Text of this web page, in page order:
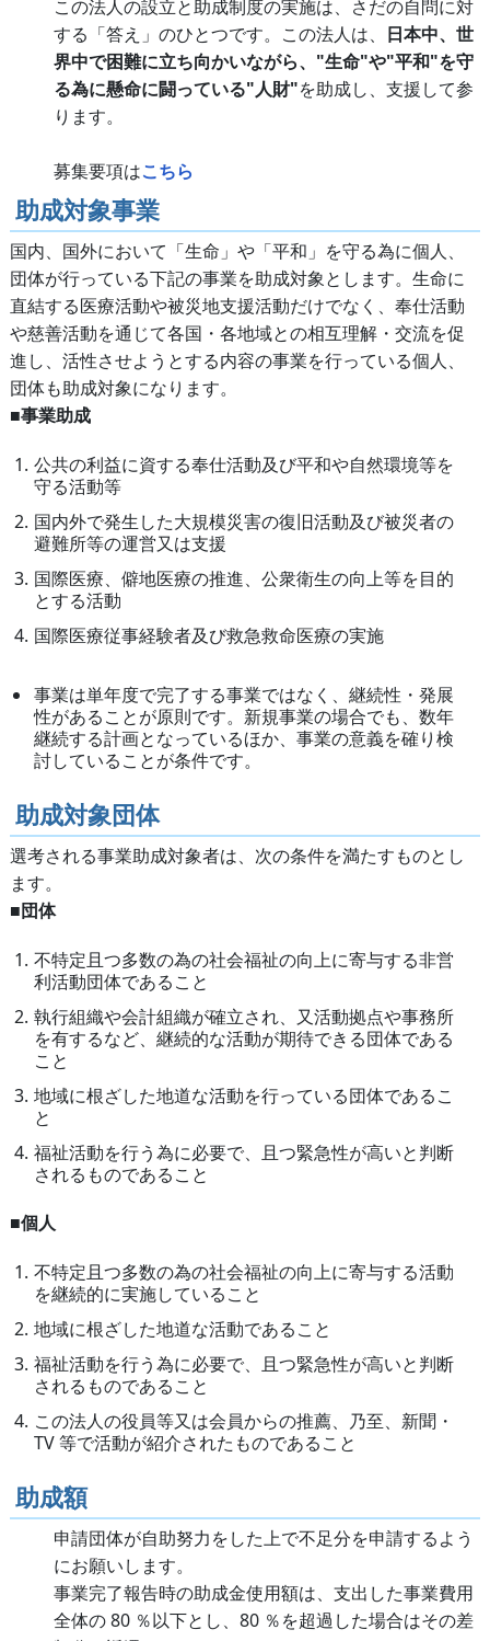
この法人の設立と助成制度の実施は、さだの自問に対
する「答え」のひとつです。この法人は、 日本中、世
界中で困難に立ち向かいながら、"生命"や"平和"を守
る為に懸命に闘っている"人財"を助成し、支援して参
ります。
募集要項はこちら
助成対象事業
国内、国外において「生命」や「平和」を守る為に個人、
団体が行っている下記の事業を助成対象とします。生命に
直結する医療活動や被災地支援活動だけでなく、奉仕活動
や慈善活動を通じて各国・各地域との相互理解・交流を促
進し、活性させようとする内容の事業を行っている個人、
団体も助成対象になります。
■事業助成
公共の利益に資する奉仕活動及び平和や自然環境等を
守る活動等
国内外で発生した大規模災害の復旧活動及び被災者の
避難所等の運営又は支援
国際医療、僻地医療の推進、公衆衛生の向上等を目的
とする活動
国際医療従事経験者及び救急救命医療の実施
事業は単年度で完了する事業ではなく、継続性・発展
性があることが原則です。新規事業の場合でも、数年
継続する計画となっているほか、事業の意義を確り検
討していることが条件です。
助成対象団体
選考される事業助成対象者は、次の条件を満たすものとし
ます。
■団体
不特定且つ多数の為の社会福祉の向上に寄与する非営
利活動団体であること
執行組織や会計組織が確立され、又活動拠点や事務所
を有するなど、継続的な活動が期待できる団体である
こと
地域に根ざした地道な活動を行っている団体であるこ
と
福祉活動を行う為に必要で、且つ緊急性が高いと判断
されるものであること
■個人
不特定且つ多数の為の社会福祉の向上に寄与する活動
を継続的に実施していること
地域に根ざした地道な活動であること
福祉活動を行う為に必要で、且つ緊急性が高いと判断
されるものであること
この法人の役員等又は会員からの推薦、乃至、新聞・
TV 等で活動が紹介されたものであること
助成額
申請団体が自助努力をした上で不足分を申請するよう
にお願いします。
事業完了報告時の助成金使用額は、支出した事業費用
全体の 80 ％以下とし、80 ％を超過した場合はその差